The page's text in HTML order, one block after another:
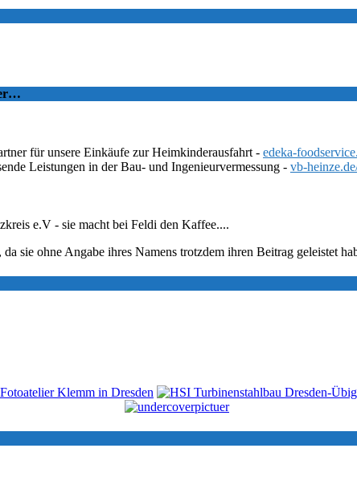
für unsere Einkäufe zur Heimkinderausfahrt - edeka-
Leistungen in der Bau- und Ingenieurvermessung - vb-
e.V - sie macht bei Feldi den Kaffee....
sie ohne Angabe ihres Namens trotzdem ihren Beitrag geleistet